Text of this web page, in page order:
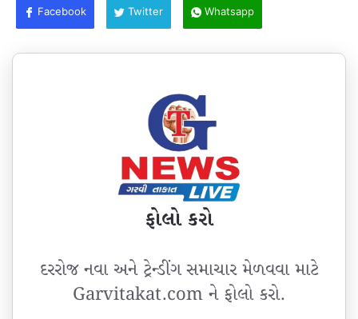
Facebook Twitter Whatsapp
ફોલો કરો
દરરોજ નવા અને ટ્રેન્ડીંગ સમાચાર મેળવવા માટે
Garvitakat.com ને ફોલો કરો.